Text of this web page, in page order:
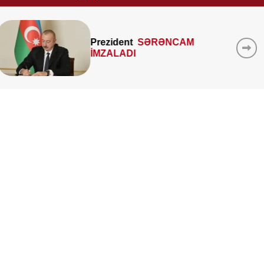
MÜSAHİBƏ
MARAQLI
MTK-ların mənzil sahəsini
çöldən-çölə ölçməsi